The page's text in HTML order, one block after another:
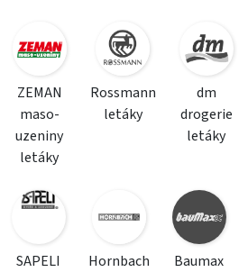
ZEMAN
maso-
uzeniny
letáky
Rossmann
letáky
dm
drogerie
letáky
SAPELI
Hornbach
Baumax